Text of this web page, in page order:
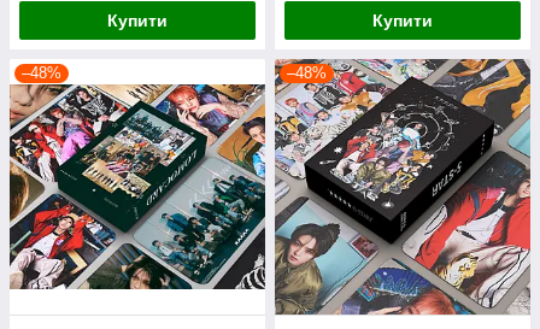
Купити Купити
–48% –48%